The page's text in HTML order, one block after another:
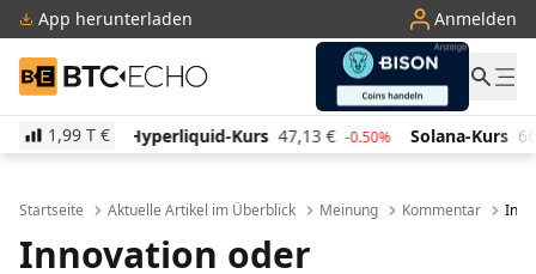
App herunterladen Anmelden
BTC-ECHO
1,99 T €
Kurs 47,13 € -0.50% Solana-Kurs 66,29 € 1.10% TRON-
Startseite Aktuelle Artikel im Überblick Meinung Kommentar
Innovation oder